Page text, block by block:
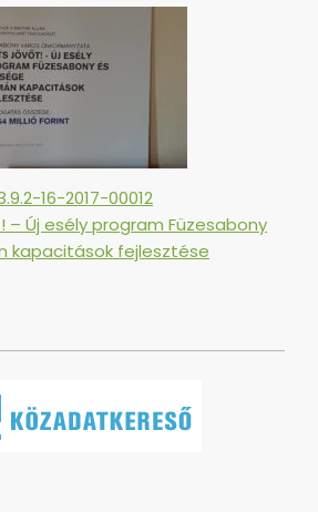
16-2017-00012
– Új esély program Füzesabony
kapacitások fejlesztése